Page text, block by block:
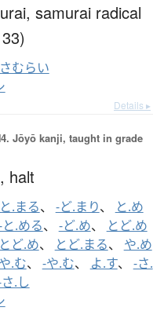
samurai radical
さむらい
Details ▸
Jōyō kanji, taught in grade
halt
と.まる、 -ど.まり、
と.め
.める、 -ど.め、
とど.め
とど.め、 とど.まる、 や.め
や.む、 -や.む、 よ.す、 -さ.
.し